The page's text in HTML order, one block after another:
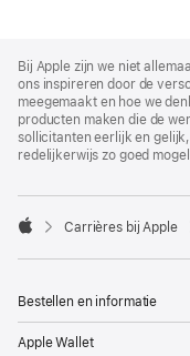
Footer
Bij Apple zijn we niet
ons inspireren door de
meegemaakt en hoe we
producten maken die de
sollicitanten eerlijk en
redelijkerwijs zo goed

Carrières bij Apple
Bestellen en informatie
Apple Wallet